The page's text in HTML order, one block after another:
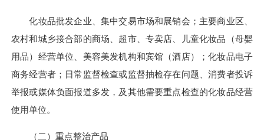
化妆品批发企业、集中交易市场和展销会；主要商业区、
农村和城乡接合部的商场、超市、专卖店、儿童化妆品（母婴
用品）经营单位、美容美发机构和宾馆（酒店）；化妆品电子
商务经营者；日常监督检查或监督抽检存在问题、消费者投诉
举报或媒体负面报道多发，及其他需要重点检查的化妆品经营
使用单位。
（二）重点整治产品